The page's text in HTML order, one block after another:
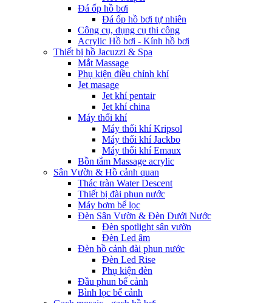
Đá ốp hồ bơi
Đá ốp hồ bơi tự nhiên
Công cụ, dụng cụ thi công
Acrylic Hồ bơi - Kính hồ bơi
Thiết bị hồ Jacuzzi & Spa
Mắt Massage
Phụ kiện điều chỉnh khí
Jet masage
Jet khí pentair
Jet khí china
Máy thổi khí
Máy thổi khí Kripsol
Máy thổi khí Jackbo
Máy thổi khí Emaux
Bồn tắm Massage acrylic
Sân Vườn & Hồ cảnh quan
Thác tràn Water Descent
Thiết bị đài phun nước
Máy bơm bể lọc
Đèn Sân Vườn & Đèn Dưới Nước
Đèn spotlight sân vườn
Đèn Led âm
Đèn hồ cảnh đài phun nước
Đèn Led Rise
Phụ kiện đèn
Đầu phun bể cảnh
Bình lọc bể cảnh